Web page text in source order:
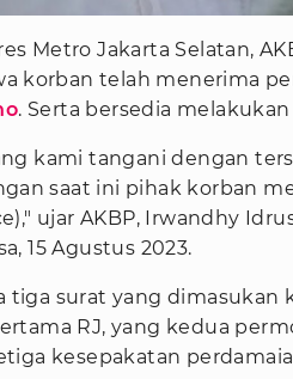
Metro Jakarta Selatan,
korban telah menerima
. Serta bersedia
kami tangani dengan
saat ini pihak korban
ujar AKBP, Irwandhy
15 Agustus 2023.
tiga surat yang dimasukan
RJ, yang kedua
kesepakatan